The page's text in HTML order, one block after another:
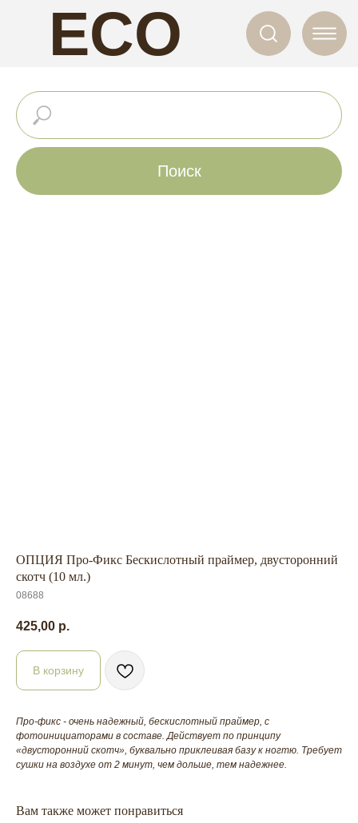
ECO
NAILS
Поиск
ОПЦИЯ Про-Фикс Бескислотный праймер, двусторонний
скотч (10 мл.)
08688
425,00 р.
В корзину
Про-фикс - очень надежный, бескислотный праймер, с
фотоинициаторами в составе. Действует по принципу
«двусторонний скотч», буквально приклеивая базу к ногтю. Требует
сушки на воздухе от 2 минут, чем дольше, тем надежнее.
Вам также может понравиться
КАТАЛОГ
БРЕНДЫ
ДОСТАВКА
ГЛАВНАЯ